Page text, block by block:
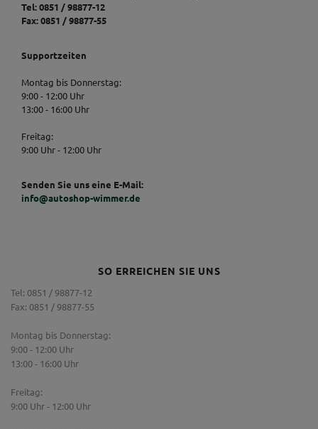
Tel: 0851 / 98877-12
Fax: 0851 / 98877-55
Supportzeiten
Montag bis Donnerstag:
9:00 - 12:00 Uhr
13:00 - 16:00 Uhr
Freitag:
9:00 Uhr - 12:00 Uhr
Senden Sie uns eine E-Mail:
info@autoshop-wimmer.de
SO ERREICHEN SIE UNS
Tel: 0851 / 98877-12
Fax: 0851 / 98877-55
Montag bis Donnerstag:
9:00 - 12:00 Uhr
13:00 - 16:00 Uhr
Freitag:
9:00 Uhr - 12:00 Uhr